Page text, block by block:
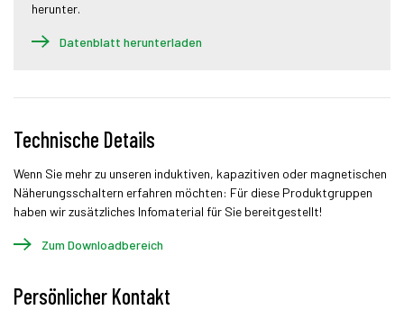
herunter.
Datenblatt herunterladen
Technische Details
Wenn Sie mehr zu unseren induktiven, kapazitiven oder magnetischen
Näherungsschaltern erfahren möchten: Für diese Produktgruppen
haben wir zusätzliches Infomaterial für Sie bereitgestellt!
Zum Downloadbereich
Persönlicher Kontakt